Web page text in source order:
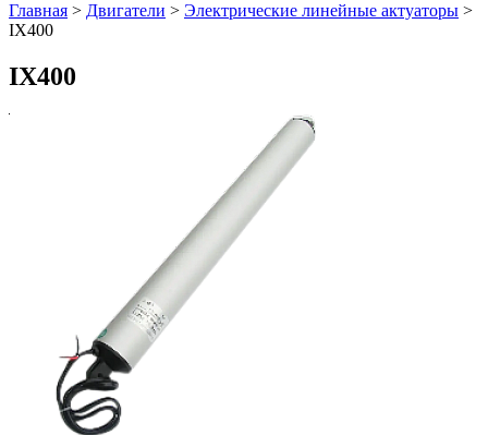
Главная > Двигатели > Электрические линейные актуаторы >
IX400
IX400